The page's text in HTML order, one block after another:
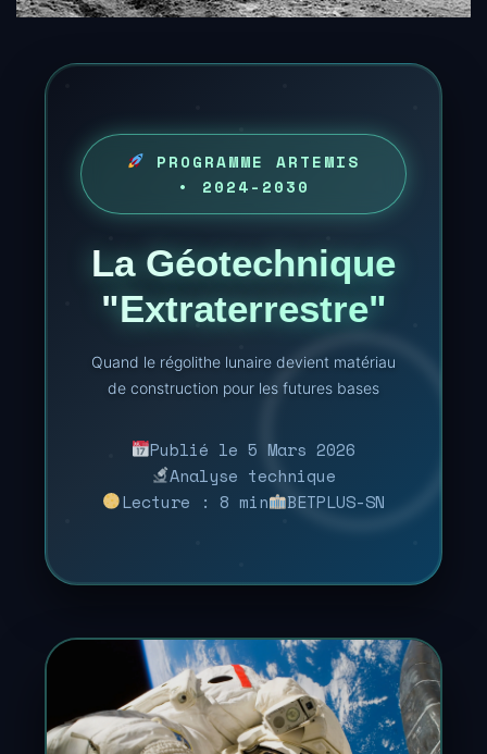
PROGRAMME ARTEMIS
• 2024-2030
La Géotechnique
"Extraterrestre"
Quand le régolithe lunaire devient matériau
de construction pour les futures bases
Publié le 5 Mars 2026
Analyse technique
Lecture : 8 min
BETPLUS-SN